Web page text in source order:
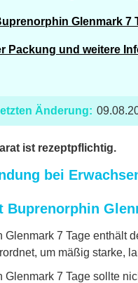
Glenmark 7
Packung und weitere
Änderung:
ist rezeptpflichtig.
bei
Buprenorphin
Glenmark 7 Tage enthält
um mäßig starke,
Glenmark 7 Tage sollte